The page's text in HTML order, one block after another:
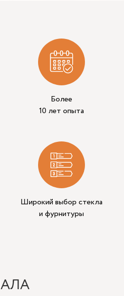
Более
10 лет опыта
Широкий выбор стекла
и фурнитуры